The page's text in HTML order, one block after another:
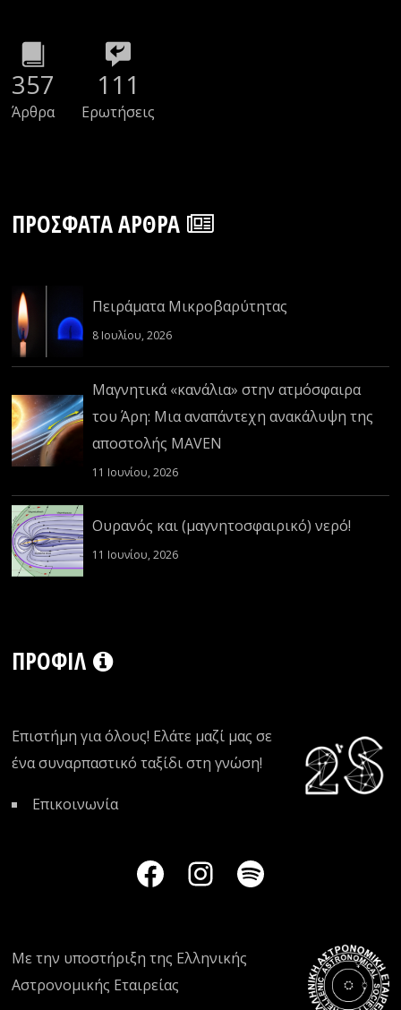
357
Άρθρα
111
Ερωτήσεις
ΠΡΌΣΦΑΤΑ ΆΡΘΡΑ
Πειράματα Μικροβαρύτητας
8 Ιουλίου, 2026
Μαγνητικά «κανάλια» στην ατμόσφαιρα
του Άρη: Μια αναπάντεχη ανακάλυψη της
αποστολής MAVEN
11 Ιουνίου, 2026
Ουρανός και (μαγνητοσφαιρικό) νερό!
11 Ιουνίου, 2026
ΠΡΟΦΊΛ
Επιστήμη για όλους! Ελάτε μαζί μας σε
ένα συναρπαστικό ταξίδι στη γνώση!
Επικοινωνία
Με την υποστήριξη της Ελληνικής
Αστρονομικής Εταιρείας